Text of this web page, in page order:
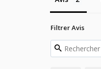
Filtrer Avis